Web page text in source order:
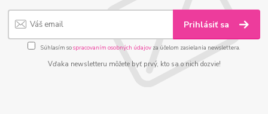
Prihlásiť sa
Súhlasím sospracovaním osobných údajov za účelom zasielania newslettera.
Vďaka newsletteru môžete byť prvý, kto sa o nich dozvie!